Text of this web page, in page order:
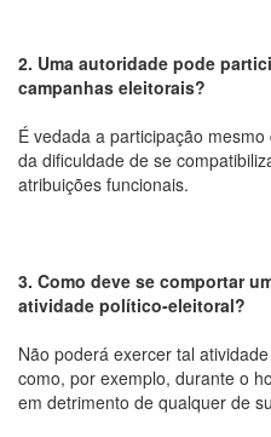
2. Uma autoridade pode
campanhas eleitorais?
É vedada a participação
da dificuldade de se
atribuições funcionais.
3. Como deve se comportar
atividade político-eleitoral?
Não poderá exercer tal
como, por exemplo, durante o
em detrimento de qualquer de